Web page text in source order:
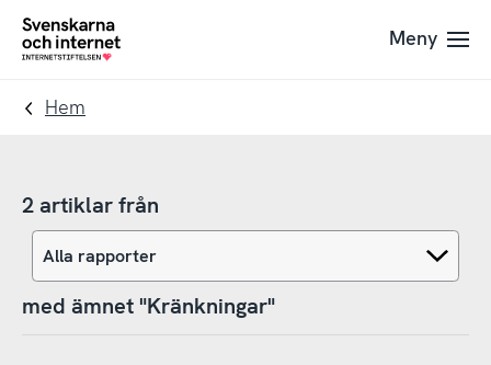
Till
navigation
Till
innehåll
To
Meny
Hem
2 artiklar från
med ämnet "Kränkningar"